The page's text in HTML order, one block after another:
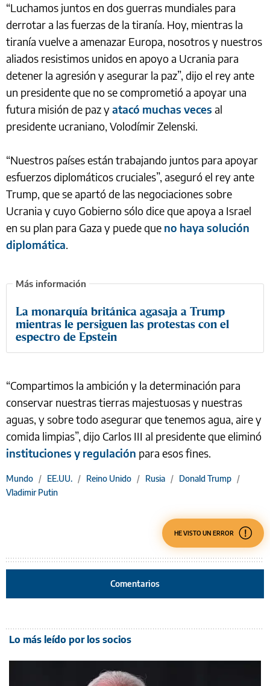
“Luchamos juntos en dos guerras mundiales para
derrotar a las fuerzas de la tiranía. Hoy, mientras la
tiranía vuelve a amenazar Europa, nosotros y nuestros
aliados resistimos unidos en apoyo a Ucrania para
detener la agresión y asegurar la paz”, dijo el rey ante
un presidente que no se comprometió a apoyar una
futura misión de paz yatacó muchas veces al
presidente ucraniano, Volodímir Zelenski.
“Nuestros países están trabajando juntos para apoyar
esfuerzos diplomáticos cruciales”, aseguró el rey ante
Trump, que se apartó de las negociaciones sobre
Ucrania y cuyo Gobierno sólo dice que apoya a Israel
en su plan para Gaza y puede que no haya solución
diplomática.
La monarquía británica agasaja a Trump
mientras le persiguen las protestas con el
espectro de Epstein
“Compartimos la ambición y la determinación para
conservar nuestras tierras majestuosas y nuestras
aguas, y sobre todo asegurar que tenemos agua, aire y
comida limpias”, dijo Carlos III al presidente que eliminó
instituciones y regulación para esos fines.
Mundo / EE.UU. / Reino Unido / Rusia / Donald Trump /
Vladimir Putin
HE VISTO UN ERROR
Comentarios
Lo más leído por los socios